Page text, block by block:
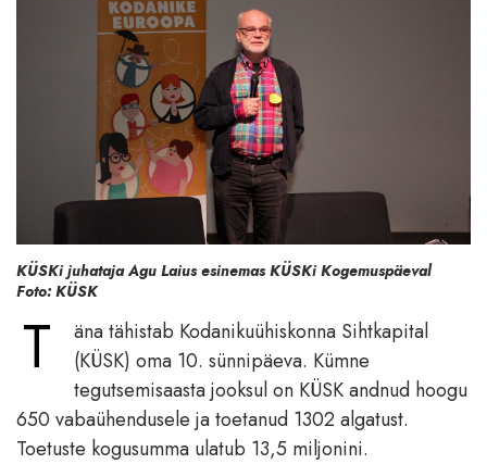
KÜSKi juhataja Agu Laius esinemas KÜSKi Kogemuspäeval
Foto: KÜSK
T
äna tähistab Kodanikuühiskonna Sihtkapital
(KÜSK) oma 10. sünnipäeva. Kümne
tegutsemisaasta jooksul on KÜSK andnud hoogu
650 vabaühendusele ja toetanud 1302 algatust.
Toetuste kogusumma ulatub 13,5 miljonini.